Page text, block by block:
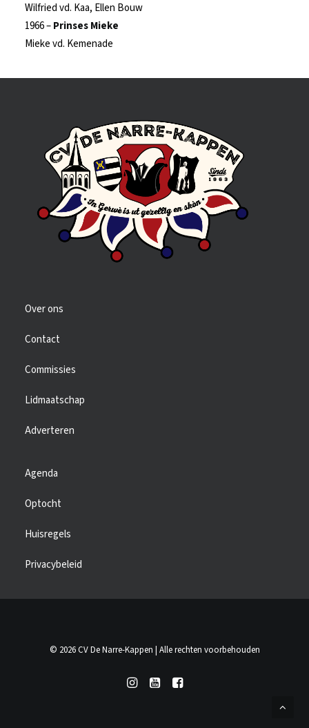
Wilfried vd. Kaa, Ellen Bouw
1966 –Prinses Mieke
Mieke vd. Kemenade
Over ons
Contact
Commissies
Lidmaatschap
Adverteren
Agenda
Optocht
Huisregels
Privacybeleid
© 2026 CV De Narre-Kappen | Alle rechten voorbehouden